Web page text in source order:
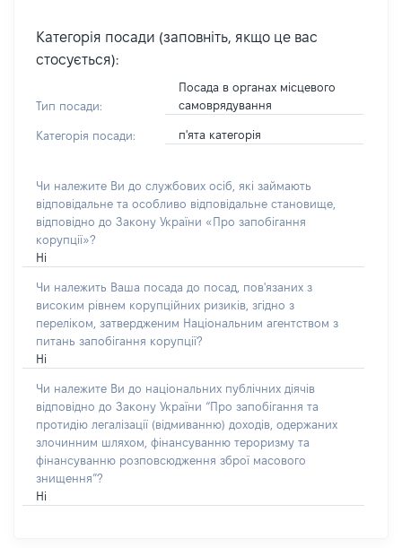
Категорія посади (заповніть, якщо це вас
стосується):
Тип посади:
Посада в органах місцевого
самоврядування
Категорія посади: п'ята категорія
Чи належите Ви до службових осіб, які займають
відповідальне та особливо відповідальне становище,
відповідно до Закону України «Про запобігання
корупції»?
Ні
Чи належить Ваша посада до посад, пов'язаних з
високим рівнем корупційних ризиків, згідно з
переліком, затвердженим Національним агентством з
питань запобігання корупції?
Ні
Чи належите Ви до національних публічних діячів
відповідно до Закону України “Про запобігання та
протидію легалізації (відмиванню) доходів, одержаних
злочинним шляхом, фінансуванню тероризму та
фінансуванню розповсюдження зброї масового
знищення”?
Ні